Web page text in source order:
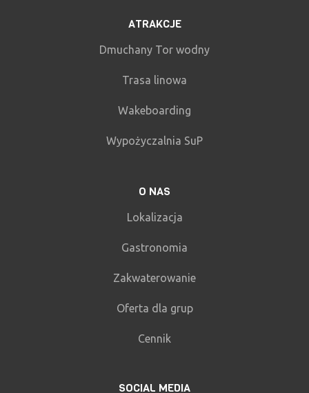
ATRAKCJE
Dmuchany Tor wodny
Trasa linowa
Wakeboarding
Wypożyczalnia SuP
O NAS
Lokalizacja
Gastronomia
Zakwaterowanie
Oferta dla grup
Cennik
SOCIAL MEDIA